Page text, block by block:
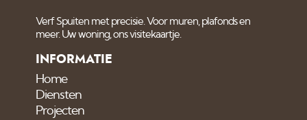
Verf Spuiten met precisie. Voor muren, plafonds en
meer. Uw woning, ons visitekaartje.
INFORMATIE
Home
Diensten
Projecten